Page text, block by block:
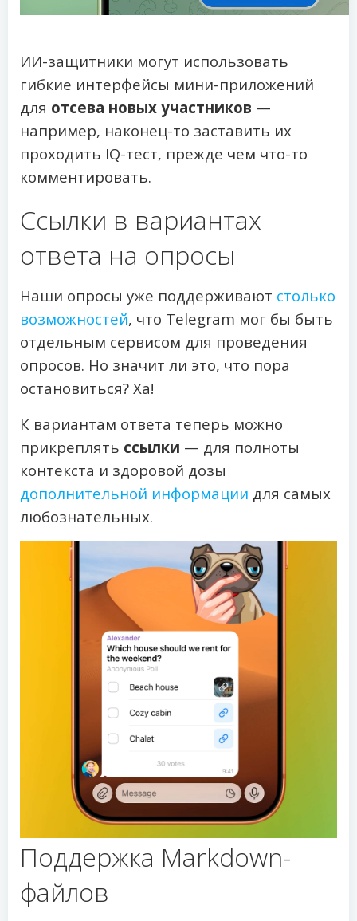
ИИ-защитники могут использовать
гибкие интерфейсы мини-приложений
для отсева новых участников —
например, наконец-то заставить их
проходить IQ-тест, прежде чем что-то
комментировать.
Ссылки в вариантах
ответа на опросы
Наши опросы уже поддерживают столько
возможностей, что Telegram мог бы быть
отдельным сервисом для проведения
опросов. Но значит ли это, что пора
остановиться? Ха!
К вариантам ответа теперь можно
прикреплять ссылки — для полноты
контекста и здоровой дозы
дополнительной информации для самых
любознательных.
Поддержка Markdown-
файлов